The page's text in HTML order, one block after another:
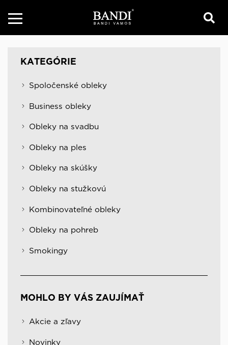
KATEGÓRIE
Spoločenské obleky
Business obleky
Obleky na svadbu
Obleky na ples
Obleky na skúšky
Obleky na stužkovú
Kombinovateľné obleky
Obleky na pohreb
Smokingy
MOHLO BY VÁS ZAUJÍMAŤ
Akcie a zľavy
Novinky